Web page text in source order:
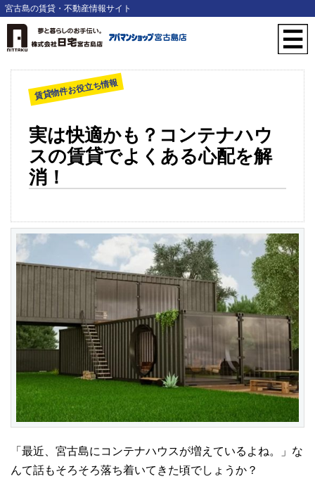
宮古島の賃貸・不動産情報サイト
賃貸物件お役立ち情報
実は快適かも？コンテナハウ
スの賃貸でよくある心配を解
消！
「最近、宮古島にコンテナハウスが増えているよね。」な
んて話もそろそろ落ち着いてきた頃でしょうか？